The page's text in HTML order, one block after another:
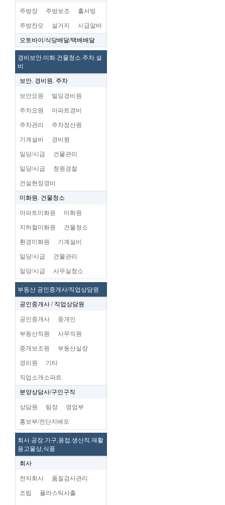
주방장 주방보조 홀서빙
주방찬모 설거지 시급알바
오토바이/식당배달/택배배달
경비보안.미화.건물청소.주차.설
비
보안. 경비원. 주차
보안요원 빌딩경비원
주차요원 아파트경비
주차관리 주차정산원
기계설비 경비원
일당/시급 건물관리
일당/시급 청원경찰
건설현장경비
미화원. 건물청소
아파트미화원 미화원
지하철미화원 건물청소
환경미화원 기계설비
일당/시급 건물관리
일당/시급 사무실청소
부동산 공인중개사/직업상담원
공인중개사 / 직업상담원
공인중개사 중개인
부동산직원 사무직원
중개보조원 부동산실장
경리원 기타
직업소개소파트
분양상담사/구인구직
상담원 팀장 영업부
홍보부/전단지배포
회사.공장.가구,용접.생산직.재활
용고물상,식품
회사
전자회사 품질검사관리
조립 플라스틱사출